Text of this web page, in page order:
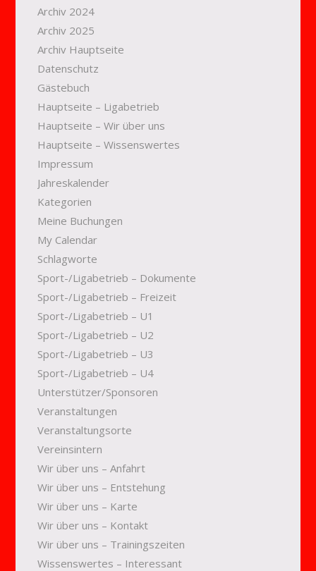
Archiv 2024
Archiv 2025
Archiv Hauptseite
Datenschutz
Gästebuch
Hauptseite – Ligabetrieb
Hauptseite – Wir über uns
Hauptseite – Wissenswertes
Impressum
Jahreskalender
Kategorien
Meine Buchungen
My Calendar
Schlagworte
Sport-/Ligabetrieb – Dokumente
Sport-/Ligabetrieb – Freizeit
Sport-/Ligabetrieb – U1
Sport-/Ligabetrieb – U2
Sport-/Ligabetrieb – U3
Sport-/Ligabetrieb – U4
Unterstützer/Sponsoren
Veranstaltungen
Veranstaltungsorte
Vereinsintern
Wir über uns – Anfahrt
Wir über uns – Entstehung
Wir über uns – Karte
Wir über uns – Kontakt
Wir über uns – Trainingszeiten
Wissenswertes – Interessant